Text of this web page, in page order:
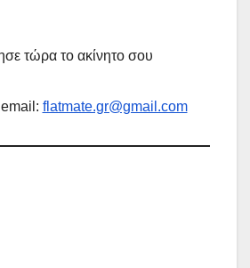
τώρα το ακίνητο σου
flatmate.gr@gmail.com